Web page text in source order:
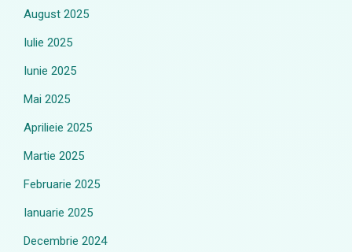
August 2025
Iulie 2025
Iunie 2025
Mai 2025
Aprilieie 2025
Martie 2025
Februarie 2025
Ianuarie 2025
Decembrie 2024